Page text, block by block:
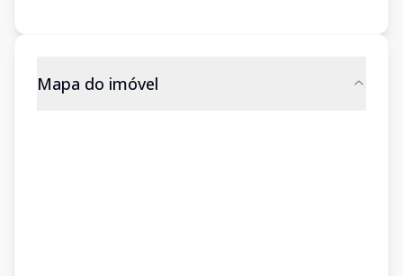
Mapa do imóvel